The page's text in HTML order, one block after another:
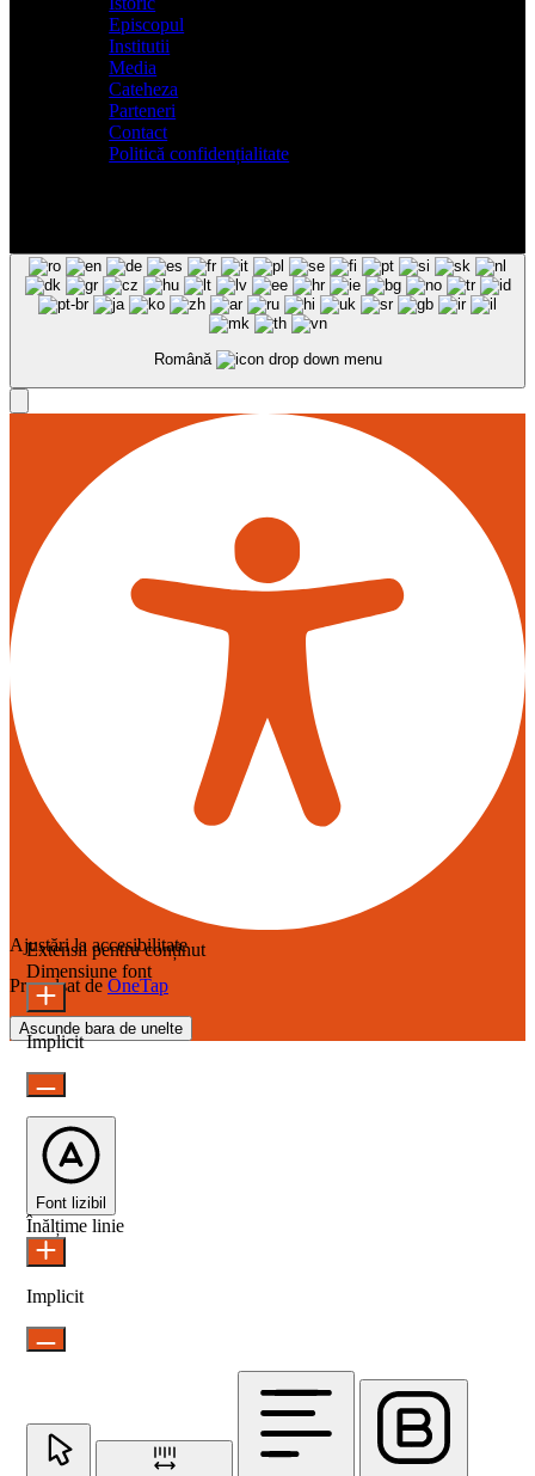
Episcopul
Institutii
Media
Cateheza
Parteneri
Contact
Politică confidențialitate
Română
Ajustări la accesibilitate
Propulsat de OneTap
Ascunde bara de unelte
Extensii pentru conținut
Dimensiune font
Implicit
Font lizibil
Înălțime linie
Implicit